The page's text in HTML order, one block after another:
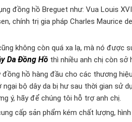
đồng hồ Breguet như: Vua Louis
chính trị gia pháp Charles Maurice
không còn quá xa lạ, mà nó được
Da Đồng Hồ thì nhiều anh chị còn sở
hồ hàng đầu cho các thương
bộ dây da bị hư sau thời gian sử
ý, hãy để chúng tôi hỗ trợ anh chị.
cấp sản phẩm kém chất lượng,